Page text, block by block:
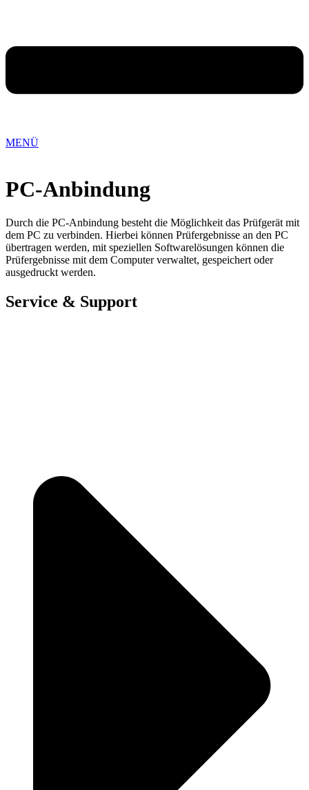
MENÜ
PC-Anbindung
Durch die PC-Anbindung besteht die Möglichkeit das Prüfgerät mit
dem PC zu verbinden. Hierbei können Prüfergebnisse an den PC
übertragen werden, mit speziellen Softwarelösungen können die
Prüfergebnisse mit dem Computer verwaltet, gespeichert oder
ausgedruckt werden.
Service & Support